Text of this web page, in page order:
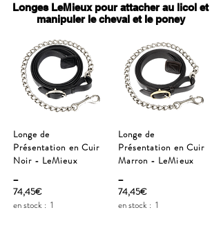
Longes LeMieux pour attacher au licol et
manipuler le cheval et le poney
Longe de
Présentation en Cuir
Noir - LeMieux
_
74,45€
en stock : 1
Longe de
Présentation en Cuir
Marron - LeMieux
_
74,45€
en stock : 1